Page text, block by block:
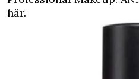
här.